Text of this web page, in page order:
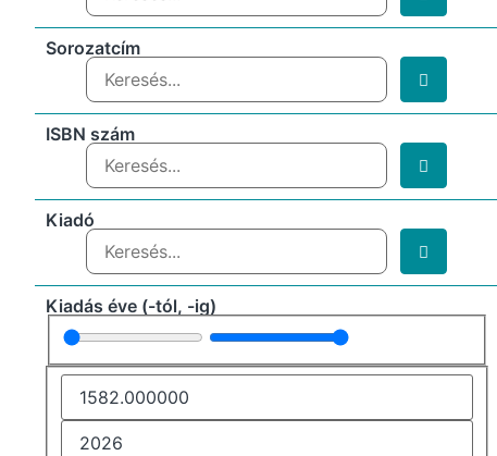
Sorozatcím
ISBN szám
Kiadó
Kiadás éve (-tól, -ig)